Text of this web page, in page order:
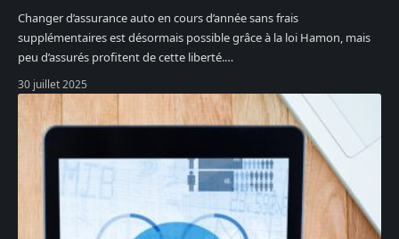
Changer d’assurance auto en cours d’année sans frais
supplémentaires est désormais possible grâce à la loi Hamon, mais
peu d’assurés profitent de cette liberté.…
30 juillet 2025